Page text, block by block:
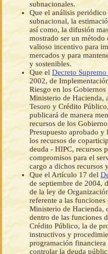
subnacionales.
Que el análisis
subnacional, la
así como, la difusión
mostrado ser un
valioso incentivo para
mercados y para
y sostenibles.
Que el Decreto
2002, de
Riesgo en los
Ministerio de Hacienda,
Tesoro y Crédito
publicará de manera
recursos de los
Presupuesto aprobado y
los recursos de
deuda - HIPC, recursos
compromisos para el
cargo a dichos recursos
Que el Artículo 17 del
de septiembre de 2004,
de la ley de
referente a las
Ministerio de Hacienda,
dentro de las funciones
Crédito Público, la de
instructivos y
programación financiera
controlar la deuda